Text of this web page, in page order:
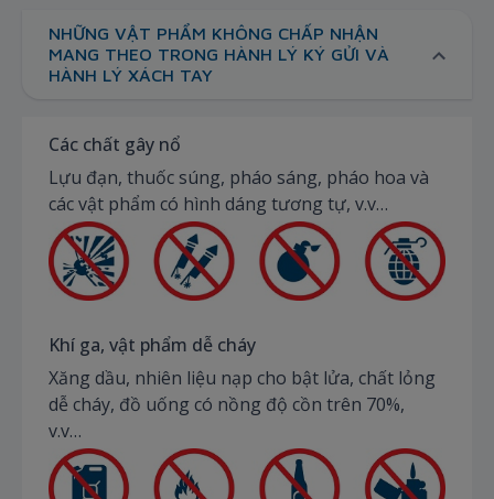
NHỮNG VẬT PHẨM KHÔNG CHẤP NHẬN
MANG THEO TRONG HÀNH LÝ KÝ GỬI VÀ
HÀNH LÝ XÁCH TAY
Các chất gây nổ
Lựu đạn, thuốc súng, pháo sáng, pháo hoa và
các vật phẩm có hình dáng tương tự, v.v…
Khí ga, vật phẩm dễ cháy
Xăng dầu, nhiên liệu nạp cho bật lửa, chất lỏng
dễ cháy, đồ uống có nồng độ cồn trên 70%,
v.v…